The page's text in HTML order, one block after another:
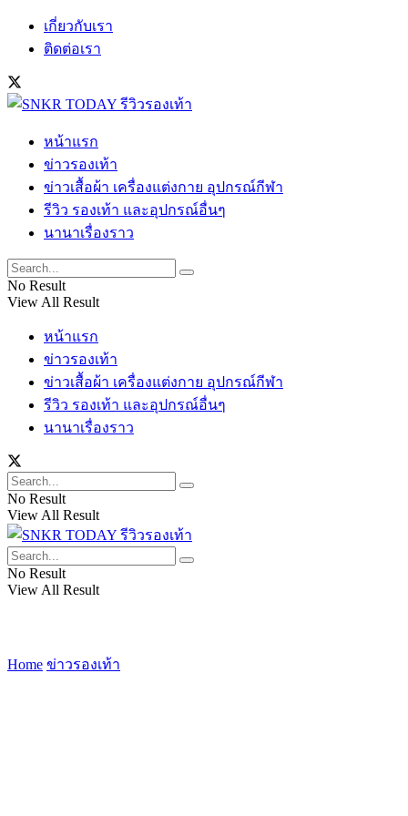
เกี่ยวกับเรา
ติดต่อเรา
หน้าแรก
ข่าวรองเท้า
ข่าวเสื้อผ้า เครื่องแต่งกาย อุปกรณ์กีฬา
รีวิว รองเท้า และอุปกรณ์อื่นๆ
นานาเรื่องราว
No Result
View All Result
หน้าแรก
ข่าวรองเท้า
ข่าวเสื้อผ้า เครื่องแต่งกาย อุปกรณ์กีฬา
รีวิว รองเท้า และอุปกรณ์อื่นๆ
นานาเรื่องราว
No Result
View All Result
No Result
View All Result
Home ข่าวรองเท้า